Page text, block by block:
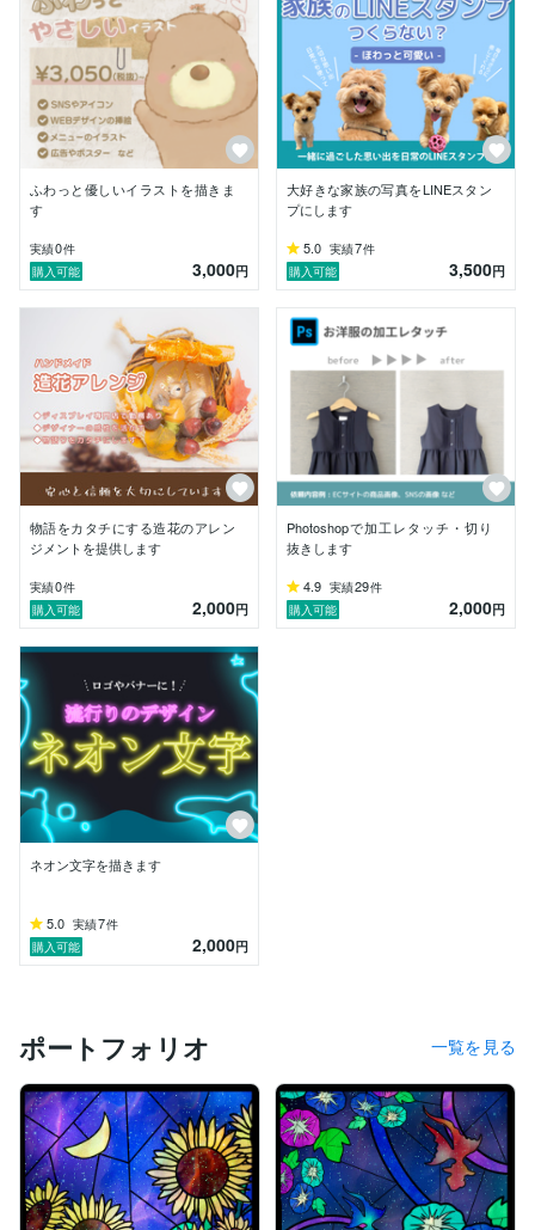
ふわっと優しいイラストを描きま
す
実績0件
購入可能
3,000円
大好きな家族の写真をLINEスタン
プにします
5.0 実績7件
購入可能
3,500円
物語をカタチにする造花のアレン
ジメントを提供します
実績0件
購入可能
2,000円
Photoshopで加工レタッチ・切り
抜きします
4.9 実績29件
購入可能
2,000円
ネオン文字を描きます
5.0 実績7件
購入可能
2,000円
ポートフォリオ 一覧を見る